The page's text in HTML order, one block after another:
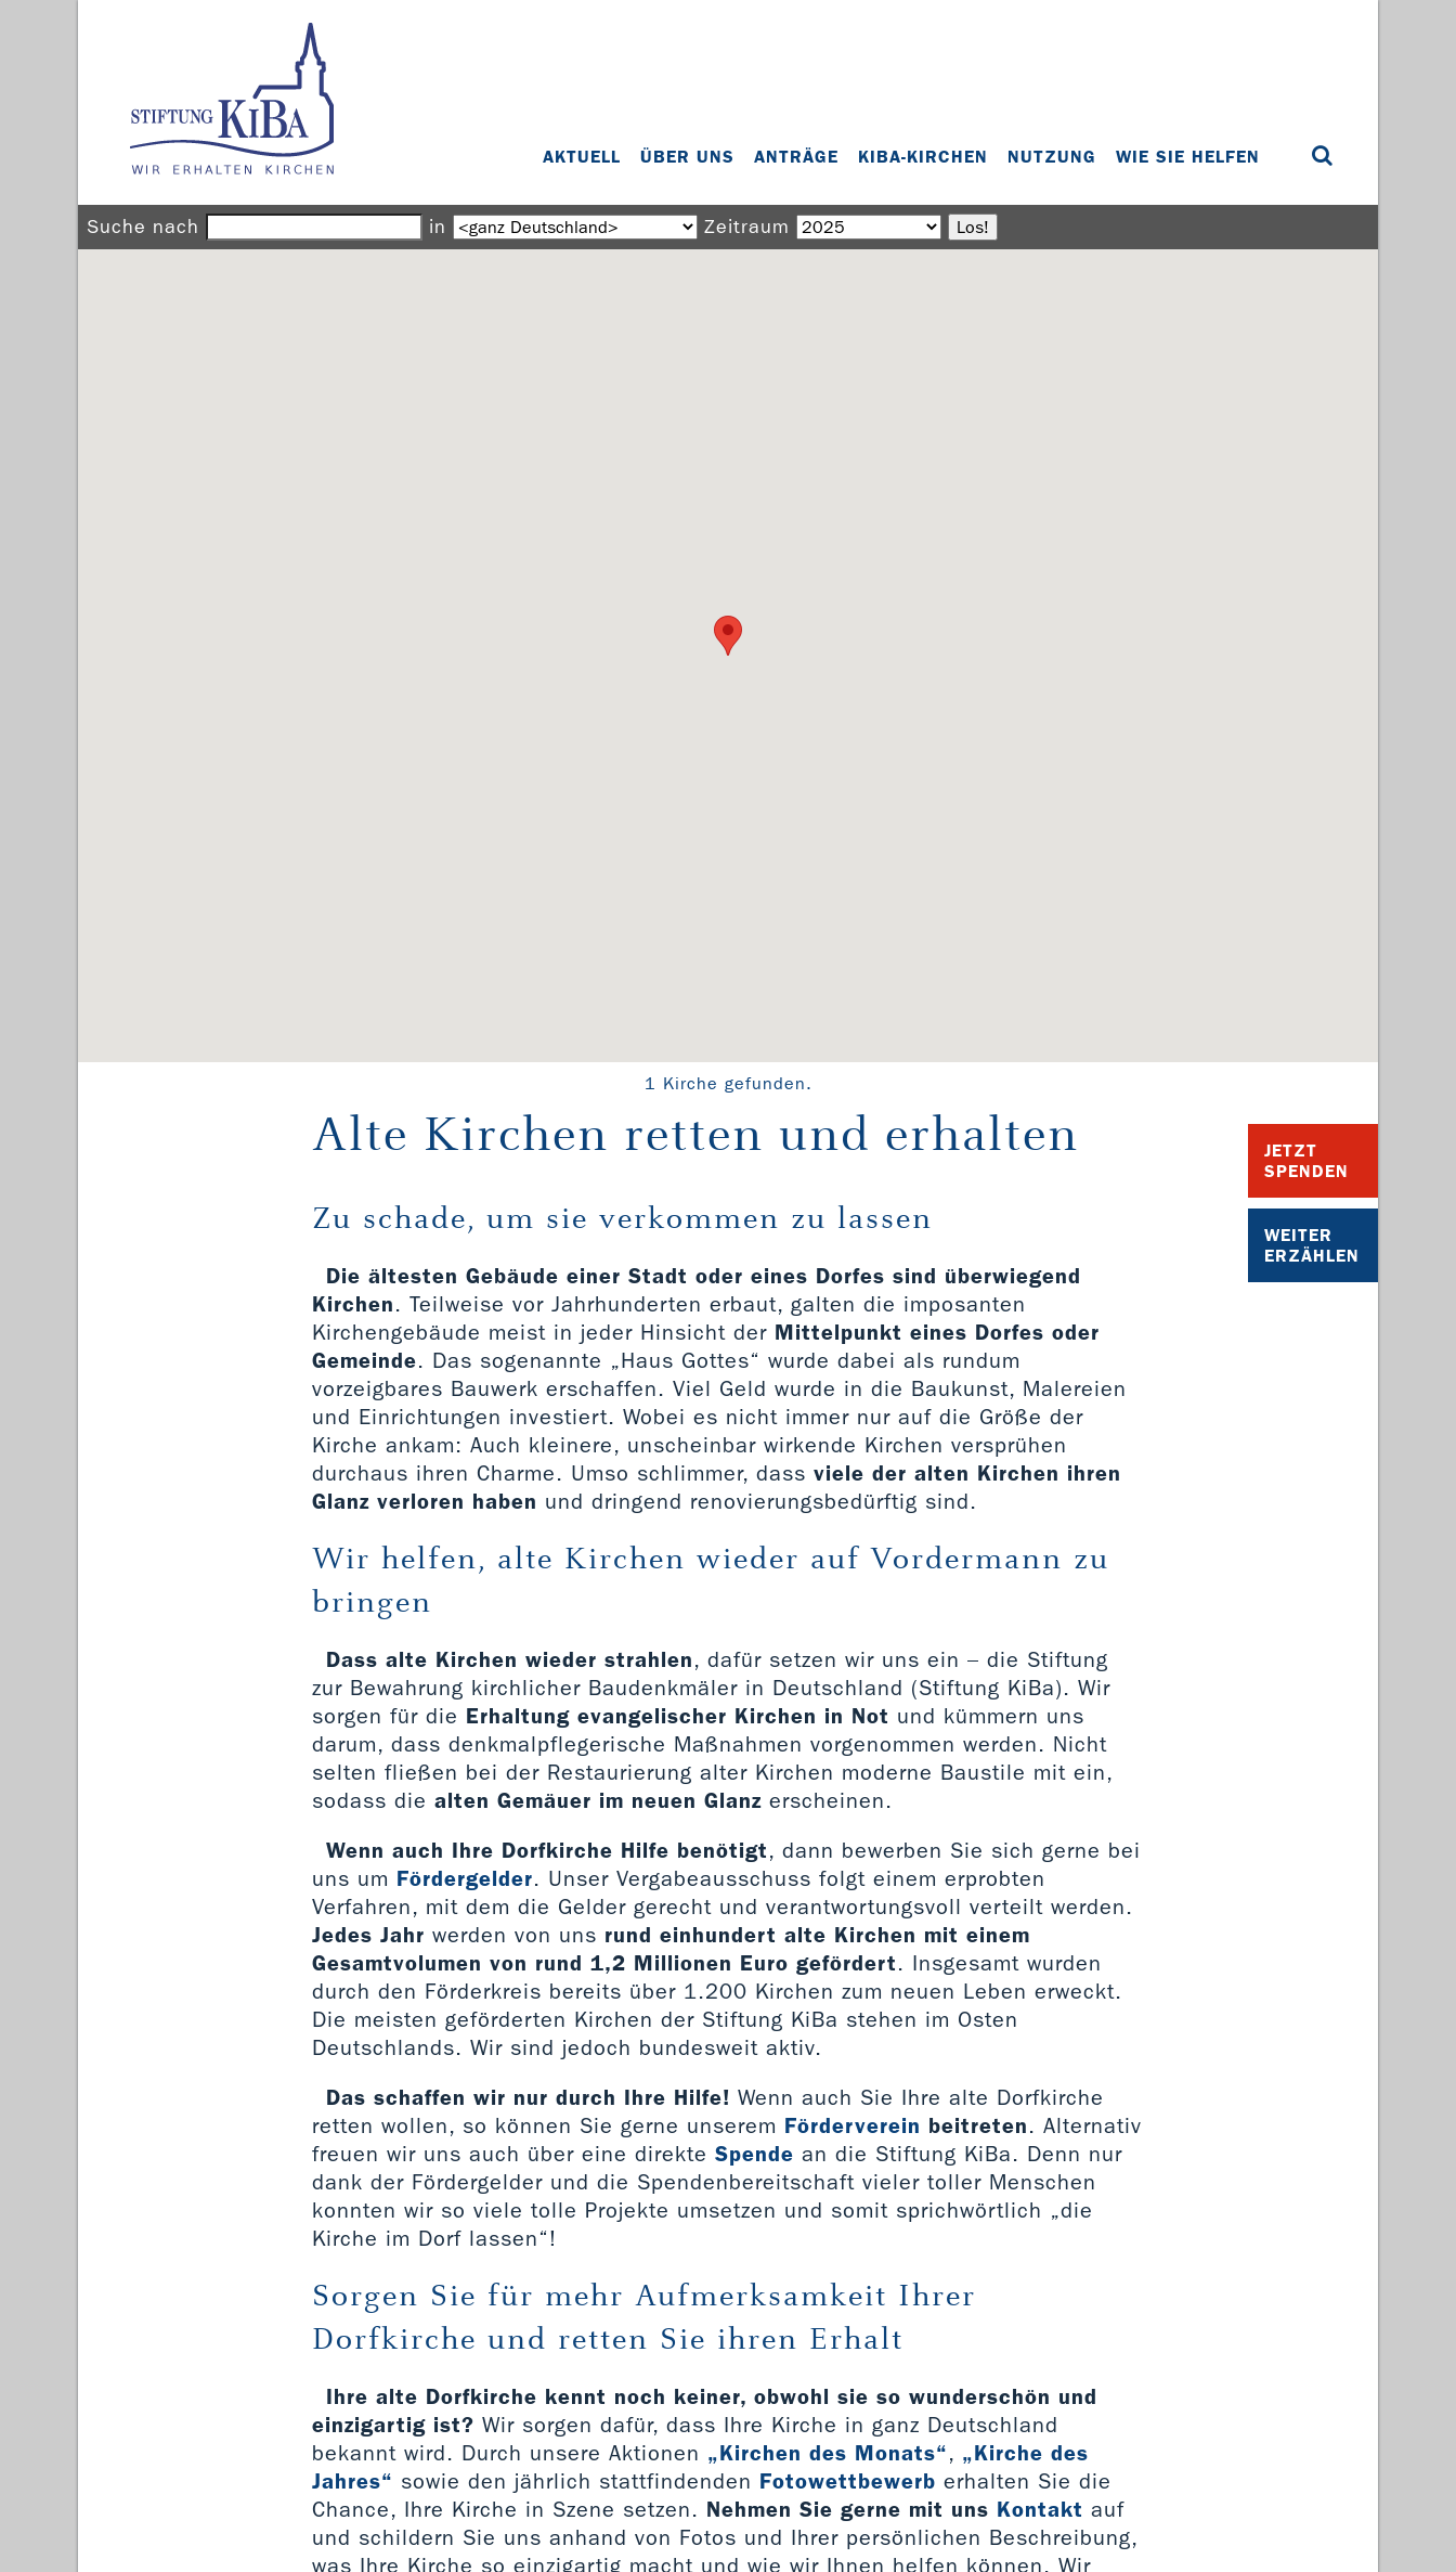
AKTUELL ÜBER UNS ANTRÄGE KIBA-KIRCHEN NUTZUNG WIE SIE HELFEN
JETZT
SPENDEN
WEITER
ERZÄHLEN
Suche nach in Zeitraum
1 Kirche gefunden.
Alte Kirchen retten und erhalten
Zu schade, um sie verkommen zu lassen
Die ältesten Gebäude einer Stadt oder eines Dorfes sind überwiegend
Kirchen. Teilweise vor Jahrhunderten erbaut, galten die imposanten
Kirchengebäude meist in jeder Hinsicht der Mittelpunkt eines Dorfes oder
Gemeinde. Das sogenannte „Haus Gottes“ wurde dabei als rundum
vorzeigbares Bauwerk erschaffen. Viel Geld wurde in die Baukunst, Malereien
und Einrichtungen investiert. Wobei es nicht immer nur auf die Größe der
Kirche ankam: Auch kleinere, unscheinbar wirkende Kirchen versprühen
durchaus ihren Charme. Umso schlimmer, dass viele der alten Kirchen ihren
Glanz verloren haben und dringend renovierungsbedürftig sind.
Wir helfen, alte Kirchen wieder auf Vordermann zu
bringen
Dass alte Kirchen wieder strahlen, dafür setzen wir uns ein – die Stiftung
zur Bewahrung kirchlicher Baudenkmäler in Deutschland (Stiftung KiBa). Wir
sorgen für die Erhaltung evangelischer Kirchen in Not und kümmern uns
darum, dass denkmalpflegerische Maßnahmen vorgenommen werden. Nicht
selten fließen bei der Restaurierung alter Kirchen moderne Baustile mit ein,
sodass die alten Gemäuer im neuen Glanz erscheinen.
Wenn auch Ihre Dorfkirche Hilfe benötigt, dann bewerben Sie sich gerne bei
uns um Fördergelder. Unser Vergabeausschuss folgt einem erprobten
Verfahren, mit dem die Gelder gerecht und verantwortungsvoll verteilt werden.
Jedes Jahr werden von uns rund einhundert alte Kirchen mit einem
Gesamtvolumen von rund 1,2 Millionen Euro gefördert. Insgesamt wurden
durch den Förderkreis bereits über 1.200 Kirchen zum neuen Leben erweckt.
Die meisten geförderten Kirchen der Stiftung KiBa stehen im Osten
Deutschlands. Wir sind jedoch bundesweit aktiv.
Das schaffen wir nur durch Ihre Hilfe! Wenn auch Sie Ihre alte Dorfkirche
retten wollen, so können Sie gerne unserem Förderverein beitreten. Alternativ
freuen wir uns auch über eine direkte Spende an die Stiftung KiBa. Denn nur
dank der Fördergelder und die Spendenbereitschaft vieler toller Menschen
konnten wir so viele tolle Projekte umsetzen und somit sprichwörtlich „die
Kirche im Dorf lassen“!
Sorgen Sie für mehr Aufmerksamkeit Ihrer
Dorfkirche und retten Sie ihren Erhalt
Ihre alte Dorfkirche kennt noch keiner, obwohl sie so wunderschön und
einzigartig ist? Wir sorgen dafür, dass Ihre Kirche in ganz Deutschland
bekannt wird. Durch unsere Aktionen „Kirchen des Monats“, „Kirche des
Jahres“ sowie den jährlich stattfindenden Fotowettbewerb erhalten Sie die
Chance, Ihre Kirche in Szene setzen. Nehmen Sie gerne mit uns Kontakt auf
und schildern Sie uns anhand von Fotos und Ihrer persönlichen Beschreibung,
was Ihre Kirche so einzigartig macht und wie wir Ihnen helfen können. Wir